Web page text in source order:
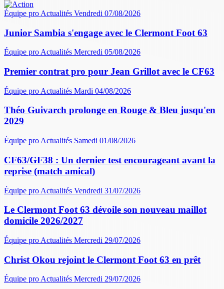
Équipe pro Actualités Vendredi 07/08/2026
Junior Sambia s'engage avec le Clermont Foot 63
Équipe pro Actualités Mercredi 05/08/2026
Premier contrat pro pour Jean Grillot avec le CF63
Équipe pro Actualités Mardi 04/08/2026
Théo Guivarch prolonge en Rouge & Bleu jusqu'en
2029
Équipe pro Actualités Samedi 01/08/2026
CF63/GF38 : Un dernier test encourageant avant la
reprise (match amical)
Équipe pro Actualités Vendredi 31/07/2026
Le Clermont Foot 63 dévoile son nouveau maillot
domicile 2026/2027
Équipe pro Actualités Mercredi 29/07/2026
Christ Okou rejoint le Clermont Foot 63 en prêt
Équipe proActualités Mercredi 29/07/2026